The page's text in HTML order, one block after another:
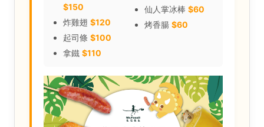
$150
炸雞翅 $120
起司條 $100
拿鐵 $110
仙人掌冰棒 $60
烤香腸 $60